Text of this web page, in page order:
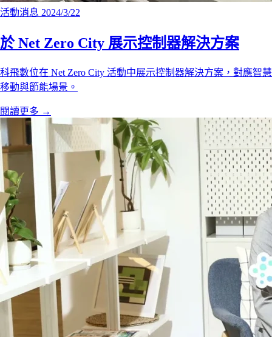
活動消息 2024/3/22
於 Net Zero City 展示控制器解決方案
科飛數位在 Net Zero City 活動中展示控制器解決方案，對應智慧
移動與節能場景。
閱讀更多 →